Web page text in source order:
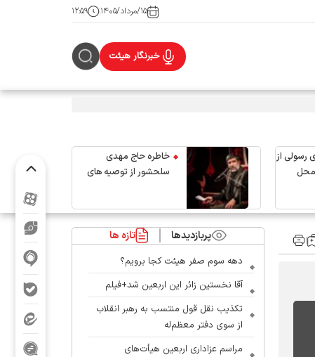
۱۵/مرداد/۱۴۰۵ ۱۲:۵۹
خبرنگار هیئت
رسولی از
محل
خاطره حاج مهدی
سلحشور از توصیه های
پربازدیدها تازه ها
دهه سوم صفر هیئت کجا برویم؟
آقا نخستین زائر این اربعین شد+فیلم
تکذیب نقل قول منتسب به رهبر انقلاب
از سوی دفتر معظم‌له
مراسم عزاداری اربعین هیأت‌های